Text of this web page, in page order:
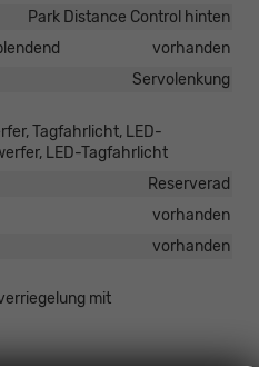
Park Distance Control hinten
vorhanden
Servolenkung
Tagfahrlicht, LED-
LED-Tagfahrlicht
Reserverad
vorhanden
vorhanden
mit